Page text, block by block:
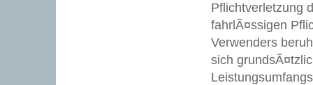
Pflichtverletzung
fahrlÃ¤ssigen
Verwenders
sich